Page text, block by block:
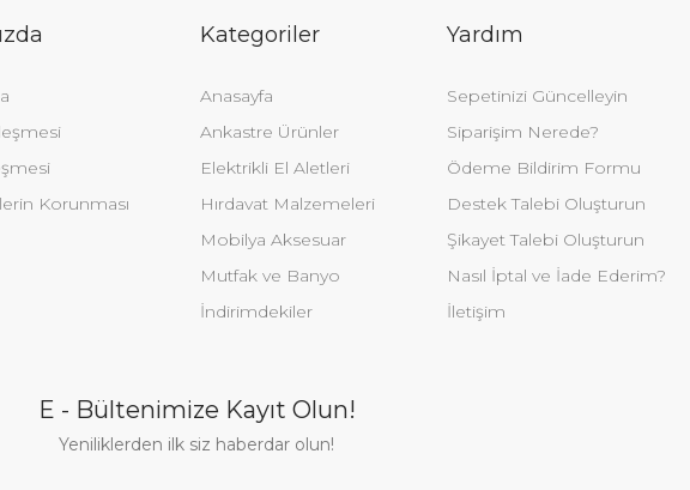
Korunması
Kategoriler
Anasayfa
Ankastre Ürünler
Elektrikli El Aletleri
Hırdavat Malzemeleri
Mobilya Aksesuar
Mutfak ve Banyo
İndirimdekiler
Yardım
Sepetinizi Güncelleyin
Siparişim Nerede?
Ödeme Bildirim Formu
Destek Talebi Oluşturun
Şikayet Talebi Oluşturun
Nasıl İptal ve İade Ederim?
İletişim
E - Bültenimize Kayıt Olun!
Yeniliklerden ilk siz haberdar olun!